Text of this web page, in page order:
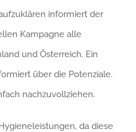
informiert der
Kampagne alle
und Österreich. Ein
über die Potenziale.
nachzuvollziehen.
da diese